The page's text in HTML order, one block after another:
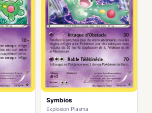
Symbios
Explosion Plasma